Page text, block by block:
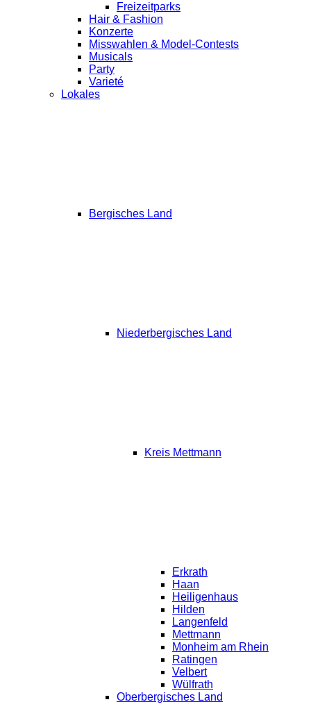
Freizeitparks
Hair & Fashion
Konzerte
Misswahlen & Model-Contests
Musicals
Party
Varieté
Lokales
Bergisches Land
Niederbergisches Land
Kreis Mettmann
Erkrath
Haan
Heiligenhaus
Hilden
Langenfeld
Mettmann
Monheim am Rhein
Ratingen
Velbert
Wülfrath
Oberbergisches Land